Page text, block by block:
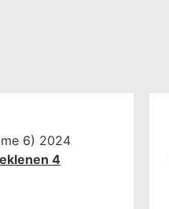
6) 2024
4